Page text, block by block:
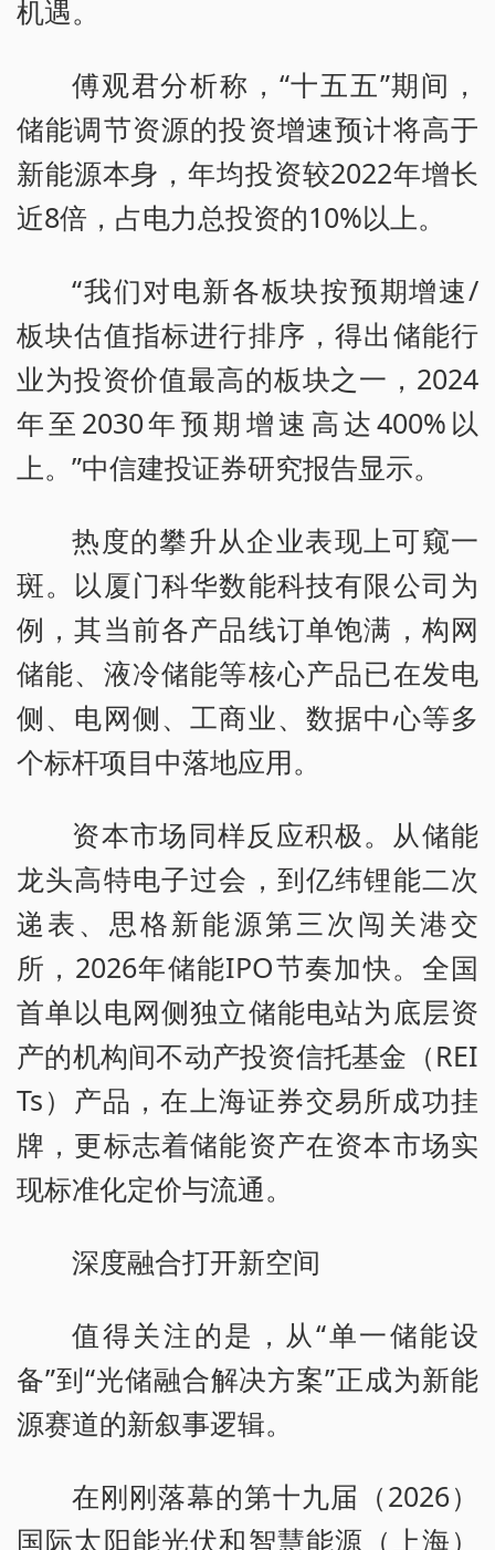
机遇。
傅观君分析称，“十五五”期间，
储能调节资源的投资增速预计将高于
新能源本身，年均投资较2022年增长
近8倍，占电力总投资的10%以上。
“我们对电新各板块按预期增速/
板块估值指标进行排序，得出储能行
业为投资价值最高的板块之一，2024
年至2030年预期增速高达400%以
上。”中信建投证券研究报告显示。
热度的攀升从企业表现上可窥一
斑。以厦门科华数能科技有限公司为
例，其当前各产品线订单饱满，构网
储能、液冷储能等核心产品已在发电
侧、电网侧、工商业、数据中心等多
个标杆项目中落地应用。
资本市场同样反应积极。从储能
龙头高特电子过会，到亿纬锂能二次
递表、思格新能源第三次闯关港交
所，2026年储能IPO节奏加快。全国
首单以电网侧独立储能电站为底层资
产的机构间不动产投资信托基金（REI
Ts）产品，在上海证券交易所成功挂
牌，更标志着储能资产在资本市场实
现标准化定价与流通。
深度融合打开新空间
值得关注的是，从“单一储能设
备”到“光储融合解决方案”正成为新能
源赛道的新叙事逻辑。
在刚刚落幕的第十九届（2026）
国际太阳能光伏和智慧能源（上海）